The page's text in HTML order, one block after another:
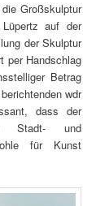
Großskulptur
auf der
der Skulptur
per Handschlag
Betrag
wdr
dass der
Stadt- und
für Kunst